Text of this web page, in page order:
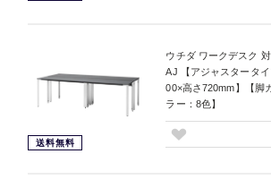
送料無料
ウチダ ワークデスク
AJ 【アジャスタータ
00×高さ720mm】【脚
ラー：8色】